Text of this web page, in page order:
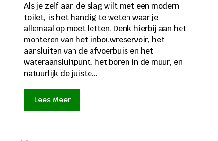
Als je zelf aan de slag wilt met een modern
toilet, is het handig te weten waar je
allemaal op moet letten. Denk hierbij aan het
monteren van het inbouwreservoir, het
aansluiten van de afvoerbuis en het
wateraansluitpunt, het boren in de muur, en
natuurlijk de juiste...
Lees Meer